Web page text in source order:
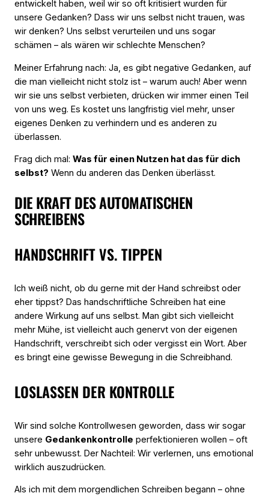
entwickelt haben, weil wir so oft kritisiert wurden für
unsere Gedanken? Dass wir uns selbst nicht trauen, was
wir denken? Uns selbst verurteilen und uns sogar
schämen – als wären wir schlechte Menschen?
Meiner Erfahrung nach: Ja, es gibt negative Gedanken, auf
die man vielleicht nicht stolz ist – warum auch! Aber wenn
wir sie uns selbst verbieten, drücken wir immer einen Teil
von uns weg. Es kostet uns langfristig viel mehr, unser
eigenes Denken zu verhindern und es anderen zu
überlassen.
Frag dich mal: Was für einen Nutzen hat das für dich
selbst? Wenn du anderen das Denken überlässt.
DIE KRAFT DES AUTOMATISCHEN
SCHREIBENS
HANDSCHRIFT VS. TIPPEN
Ich weiß nicht, ob du gerne mit der Hand schreibst oder
eher tippst? Das handschriftliche Schreiben hat eine
andere Wirkung auf uns selbst. Man gibt sich vielleicht
mehr Mühe, ist vielleicht auch genervt von der eigenen
Handschrift, verschreibt sich oder vergisst ein Wort. Aber
es bringt eine gewisse Bewegung in die Schreibhand.
LOSLASSEN DER KONTROLLE
Wir sind solche Kontrollwesen geworden, dass wir sogar
unsere Gedankenkontrolle perfektionieren wollen – oft
sehr unbewusst. Der Nachteil: Wir verlernen, uns emotional
wirklich auszudrücken.
Als ich mit dem morgendlichen Schreiben begann – ohne